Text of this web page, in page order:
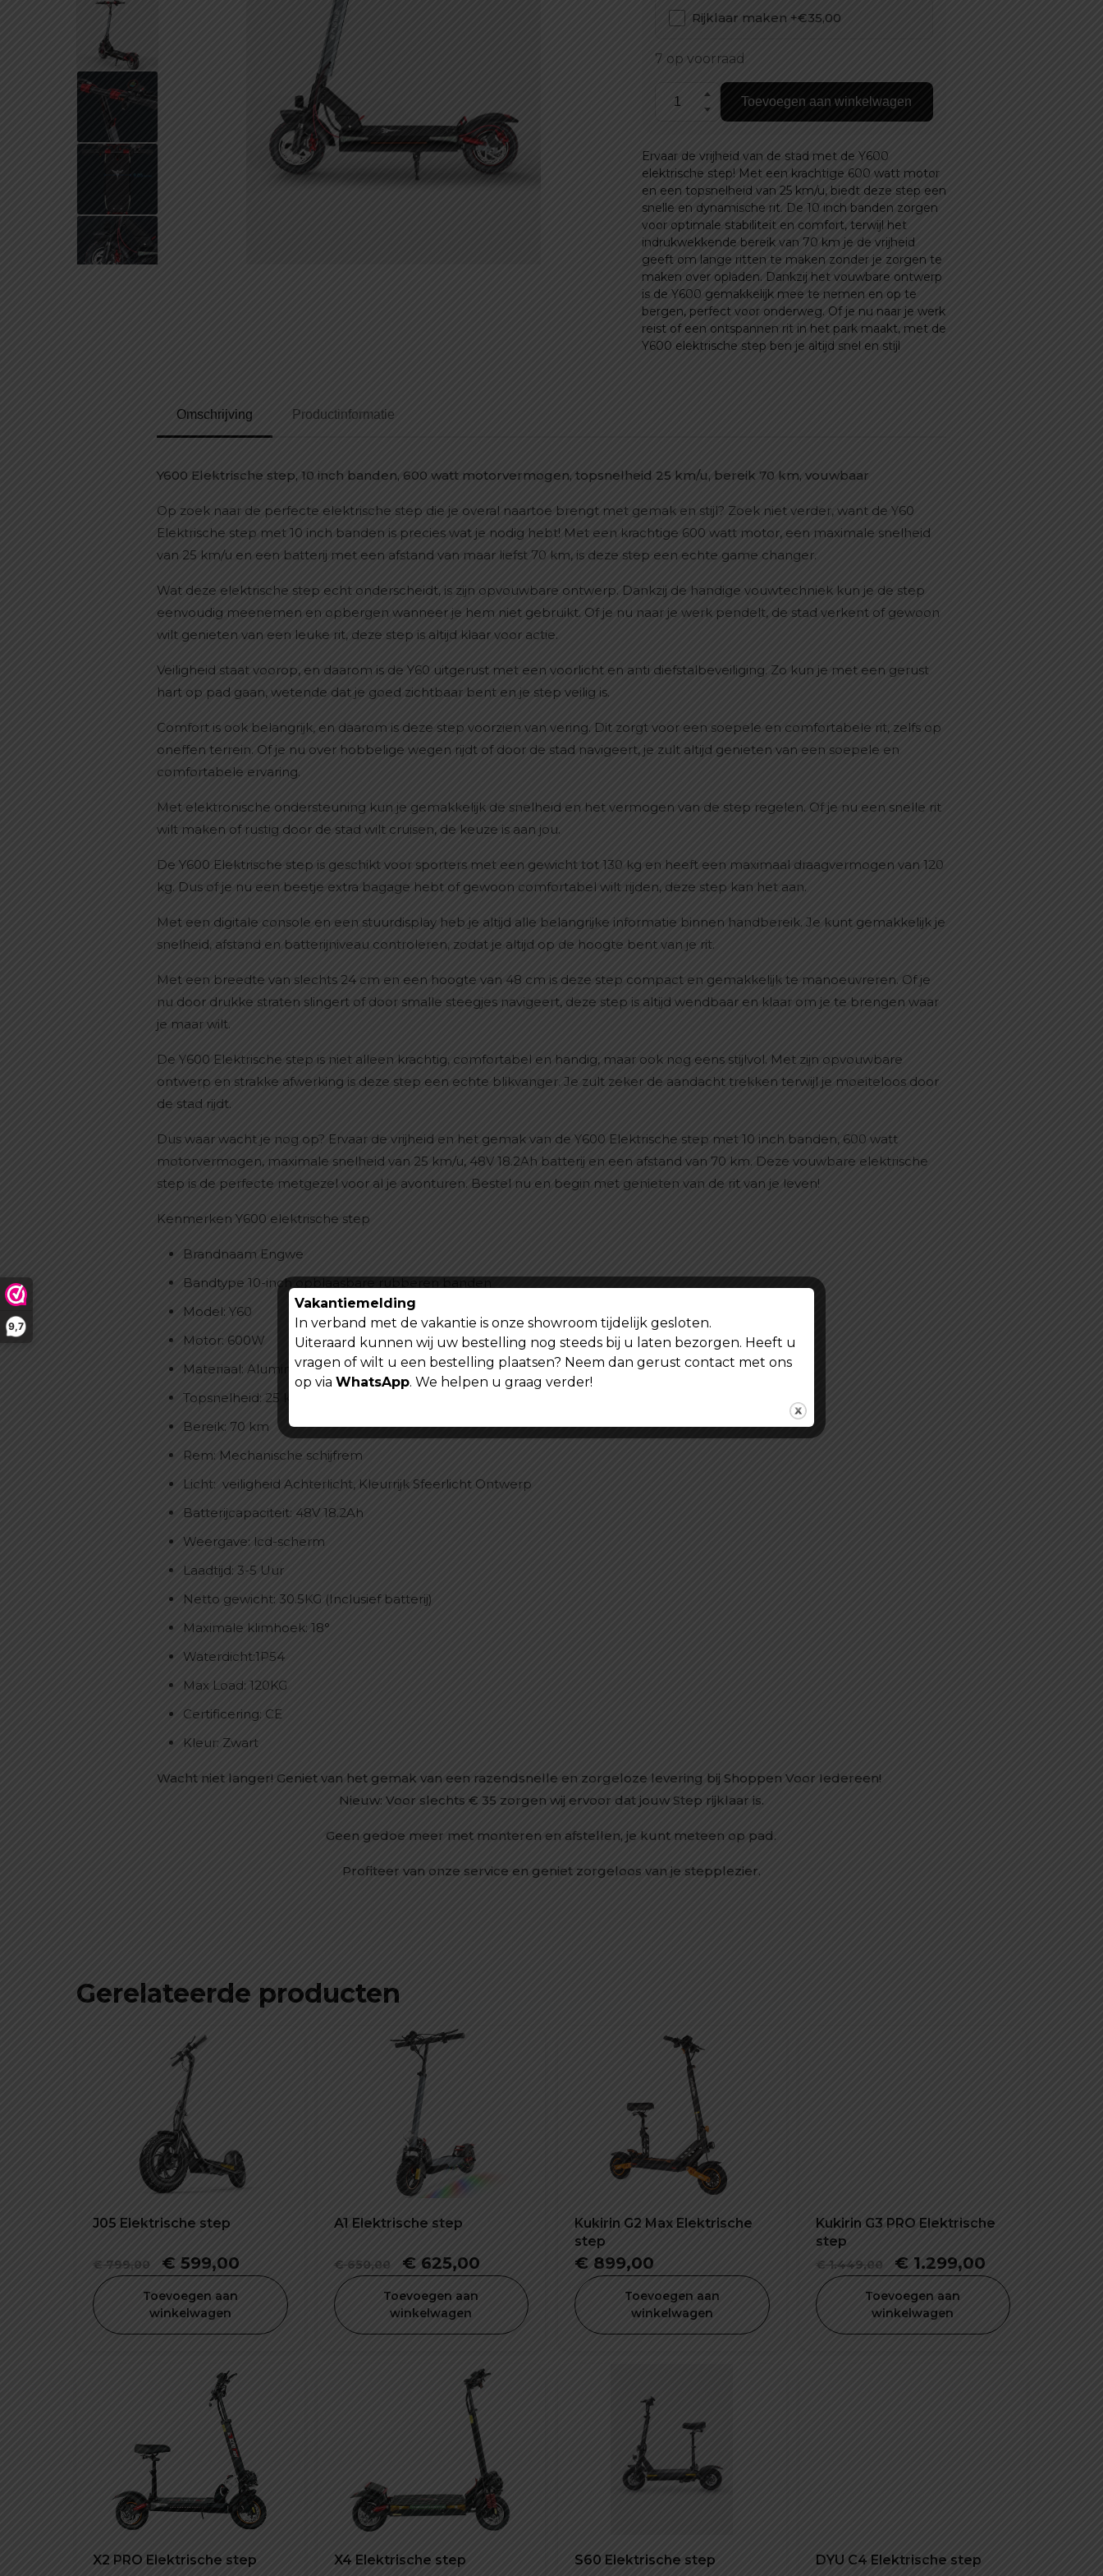
9,7
was:
is:
Rijklaar maken +€35,00
7 op voorraad
Y600
step
aantal
Toevoegen aan winkelwagen
Ervaar de vrijheid van de stad met de Y600
elektrische step! Met een krachtige 600 watt motor
en een topsnelheid van 25 km/u, biedt deze step een
snelle en dynamische rit. De 10 inch banden zorgen
voor optimale stabiliteit en comfort, terwijl het
indrukwekkende bereik van 70 km je de vrijheid
geeft om lange ritten te maken zonder je zorgen te
maken over opladen. Dankzij het vouwbare ontwerp
is de Y600 gemakkelijk mee te nemen en op te
bergen, perfect voor onderweg. Of je nu naar je werk
reist of een ontspannen rit in het park maakt, met de
Y600 elektrische step ben je altijd snel en stijl
Omschrijving Productinformatie
Y600 Elektrische step, 10 inch banden, 600 watt motorvermogen, topsnelheid 25 km/u, bereik 70 km, vouwbaar
Op zoek naar de perfecte elektrische step die je overal naartoe brengt met gemak en stijl? Zoek niet verder, want de Y60
Elektrische step met 10 inch banden is precies wat je nodig hebt! Met een krachtige 600 watt motor, een maximale snelheid
van 25 km/u en een batterij met een afstand van maar liefst 70 km, is deze step een echte game changer.
Wat deze elektrische step echt onderscheidt, is zijn opvouwbare ontwerp. Dankzij de handige vouwtechniek kun je de step
eenvoudig meenemen en opbergen wanneer je hem niet gebruikt. Of je nu naar je werk pendelt, de stad verkent of gewoon
wilt genieten van een leuke rit, deze step is altijd klaar voor actie.
Veiligheid staat voorop, en daarom is de Y60 uitgerust met een voorlicht en anti diefstalbeveiliging. Zo kun je met een gerust
hart op pad gaan, wetende dat je goed zichtbaar bent en je step veilig is.
Comfort is ook belangrijk, en daarom is deze step voorzien van vering. Dit zorgt voor een soepele en comfortabele rit, zelfs op
oneffen terrein. Of je nu over hobbelige wegen rijdt of door de stad navigeert, je zult altijd genieten van een soepele en
comfortabele ervaring.
Met elektronische ondersteuning kun je gemakkelijk de snelheid en het vermogen van de step regelen. Of je nu een snelle rit
wilt maken of rustig door de stad wilt cruisen, de keuze is aan jou.
De Y600 Elektrische step is geschikt voor sporters met een gewicht tot 130 kg en heeft een maximaal draagvermogen van 120
kg. Dus of je nu een beetje extra bagage hebt of gewoon comfortabel wilt rijden, deze step kan het aan.
Met een digitale console en een stuurdisplay heb je altijd alle belangrijke informatie binnen handbereik. Je kunt gemakkelijk je
snelheid, afstand en batterijniveau controleren, zodat je altijd op de hoogte bent van je rit.
Met een breedte van slechts 24 cm en een hoogte van 48 cm is deze step compact en gemakkelijk te manoeuvreren. Of je
nu door drukke straten slingert of door smalle steegjes navigeert, deze step is altijd wendbaar en klaar om je te brengen waar
je maar wilt.
De Y600 Elektrische step is niet alleen krachtig, comfortabel en handig, maar ook nog eens stijlvol. Met zijn opvouwbare
ontwerp en strakke afwerking is deze step een echte blikvanger. Je zult zeker de aandacht trekken terwijl je moeiteloos door
de stad rijdt.
Dus waar wacht je nog op? Ervaar de vrijheid en het gemak van de Y600 Elektrische step met 10 inch banden, 600 watt
motorvermogen, maximale snelheid van 25 km/u, 48V 18.2Ah batterij en een afstand van 70 km. Deze vouwbare elektrische
step is de perfecte metgezel voor al je avonturen. Bestel nu en begin met genieten van de rit van je leven!
Kenmerken Y600 elektrische step
Brandnaam Engwe
Bandtype 10-inch opblaasbare rubberen banden
Model: Y60
Motor: 600W
Materiaal: Aluminiumlegering
Topsnelheid: 25 km/u
Bereik: 70 km
Rem: Mechanische schijfrem
Licht: veiligheid Achterlicht, Kleurrijk Sfeerlicht Ontwerp
Batterijcapaciteit: 48V 18.2Ah
Weergave: lcd-scherm
Laadtijd: 3-5 Uur
Netto gewicht: 30.5KG (Inclusief batterij)
Maximale klimhoek: 18°
Waterdicht:1P54
Max Load: 120KG
Certificering: CE
Kleur: Zwart
Wacht niet langer! Geniet van het gemak van een razendsnelle en zorgeloze levering bij Shoppen Voor Iedereen!
Nieuw: Voor slechts € 35 zorgen wij ervoor dat jouw Step rijklaar is.
Geen gedoe meer met monteren en afstellen, je kunt meteen op pad.
Profiteer van onze service en geniet zorgeloos van je stepplezier.
Gerelateerde producten
J05 Elektrische step
€799,00
Oorspronkelijke
was:
€ 799,00.
€ 599,00
prijs
€ 599,00.
Toevoegen aan
winkelwagen
A1 Elektrische step
€650,00
Oorspronkelijke
was:
€ 650,00.
€625,00Huidige
prijs
€ 625,00.
Toevoegen aan
winkelwagen
Kukirin G2 Max Elektrische
step
€ 899,00
Toevoegen aan
winkelwagen
Kukirin G3 PRO Elektrische
step
€1.449,00
Oorspronkelijke
was:
€ 1.449,00.
€1.299,00Huidige
prijs
€ 1.299,00.
Toevoegen aan
winkelwagen
X2 PRO Elektrische step X4 Elektrische step S60 Elektrische step DYU C4 Elektrische step
Vakantiemelding
In verband met de vakantie is onze showroom tijdelijk gesloten.
Uiteraard kunnen wij uw bestelling nog steeds bij u laten bezorgen. Heeft u
vragen of wilt u een bestelling plaatsen? Neem dan gerust contact met ons
op via WhatsApp. We helpen u graag verder!